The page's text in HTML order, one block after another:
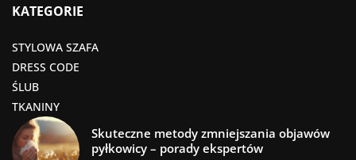
KATEGORIE
STYLOWA SZAFA
DRESS CODE
ŚLUB
TKANINY
Skuteczne metody zmniejszania objawów
pyłkowicy – porady ekspertów